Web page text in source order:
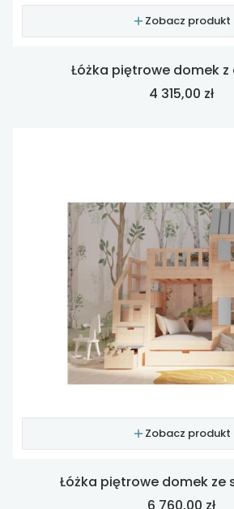
Zobacz produkt
Łóżka piętrowe domek
Cena
4 315,00 zł
Zobacz produkt
Łóżka piętrowe domek ze
Cena
6 760,00 zł